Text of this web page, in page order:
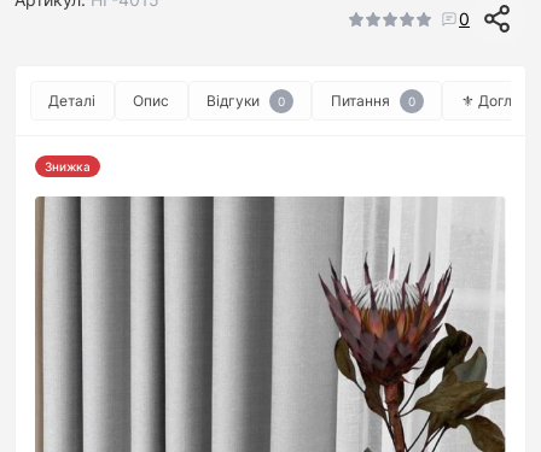
0
Деталі Опис Відгуки 0 Питання 0 ⚜︎ Догляд
Знижка